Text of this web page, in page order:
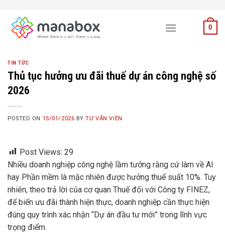
content
0
TIN TỨC
Thủ tục hưởng ưu đãi thuế dự án công nghệ số
2026
POSTED ON 15/01/2026 BYTƯ VẤN VIÊN
Post Views: 29
Nhiều doanh nghiệp công nghệ lầm tưởng rằng cứ làm về AI
hay Phần mềm là mặc nhiên được hưởng thuế suất 10%. Tuy
nhiên, theo trả lời của cơ quan Thuế đối với Công ty FINEZ,
để biến ưu đãi thành hiện thực, doanh nghiệp cần thực hiện
đúng quy trình xác nhận “Dự án đầu tư mới” trong lĩnh vực
trọng điểm.